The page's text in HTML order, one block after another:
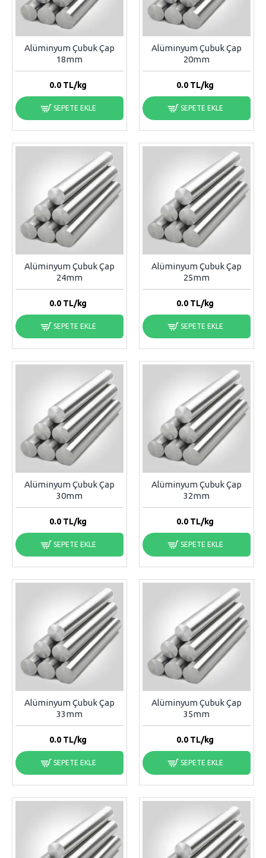
Alüminyum Çubuk Çap
18mm
0.0TL/kg
SEPETE EKLE
Alüminyum Çubuk Çap
20mm
0.0TL/kg
SEPETE EKLE
Alüminyum Çubuk Çap
24mm
0.0TL/kg
SEPETE EKLE
Alüminyum Çubuk Çap
25mm
0.0TL/kg
SEPETE EKLE
Alüminyum Çubuk Çap
30mm
0.0TL/kg
SEPETE EKLE
Alüminyum Çubuk Çap
32mm
0.0TL/kg
SEPETE EKLE
Alüminyum Çubuk Çap
33mm
0.0TL/kg
SEPETE EKLE
Alüminyum Çubuk Çap
35mm
0.0TL/kg
SEPETE EKLE